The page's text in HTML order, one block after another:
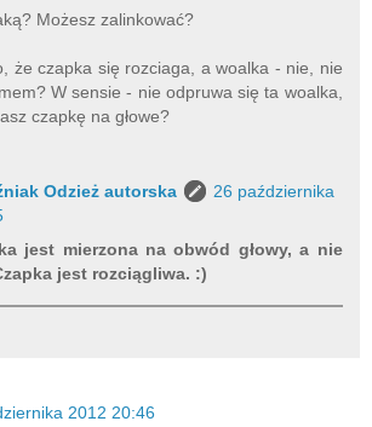
Możesz zalinkować?
że czapka się rozciaga, a woalka - nie, nie
W sensie - nie odpruwa się ta woalka,
czapkę na głowe?
Odzież autorska
26 października
jest mierzona na obwód głowy, a nie
jest rozciągliwa. :)
2012 20:46